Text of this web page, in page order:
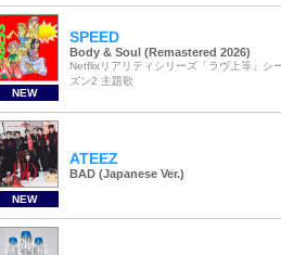
NEW
SPEED
Body & Soul (Remastered 2026)
Netflixリアリティシリーズ「ラヴ上等」シ
ズン2 主題歌
NEW
ATEEZ
BAD (Japanese Ver.)